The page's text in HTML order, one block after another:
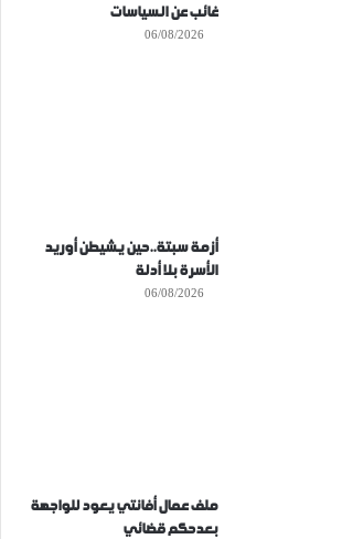
غائب عن السياسات
06/08/2026
أزمة سبتة..حين يشيطن أوريد
الأسرة بلا أدلة
06/08/2026
ملف عمال أفانتي يعود للواجهة
بعدحكم قضائي